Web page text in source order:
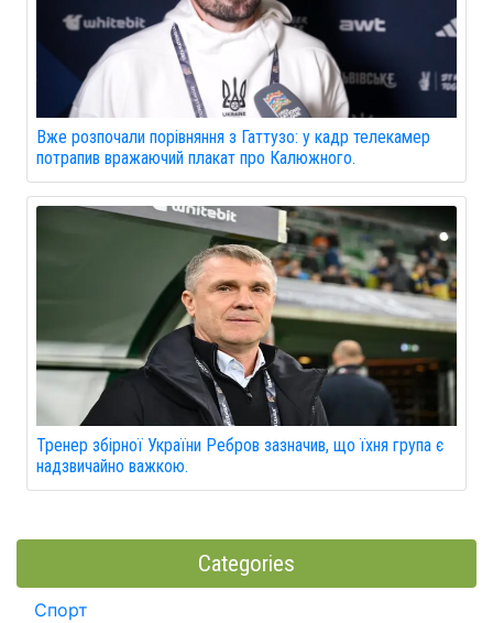
Вже розпочали порівняння з Гаттузо: у кадр телекамер
потрапив вражаючий плакат про Калюжного.
Тренер збірної України Ребров зазначив, що їхня група є
надзвичайно важкою.
Categories
Спорт